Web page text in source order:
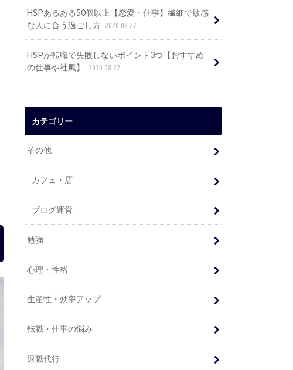
HSPあるある50個以上【恋愛・仕事】繊細で敏感
な人に合う過ごし方 2020.08.27
HSPが転職で失敗しないポイント3つ【おすすめ
の仕事や社風】
2020.08.22
カテゴリー
その他
カフェ・店
ブログ運営
勉強
心理・性格
生産性・効率アップ
転職・仕事の悩み
退職代行